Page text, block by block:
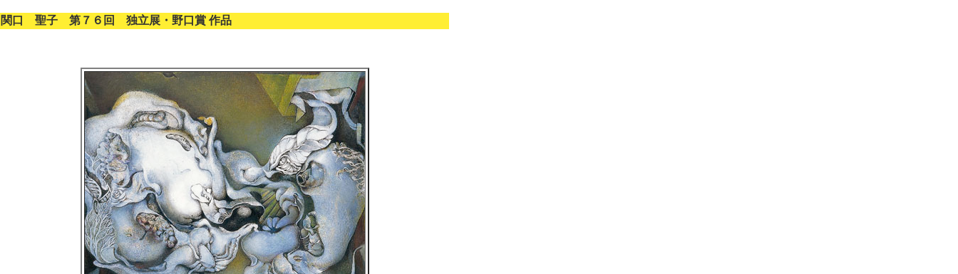
関口 聖子 第７６回 独立展・野口賞 作品